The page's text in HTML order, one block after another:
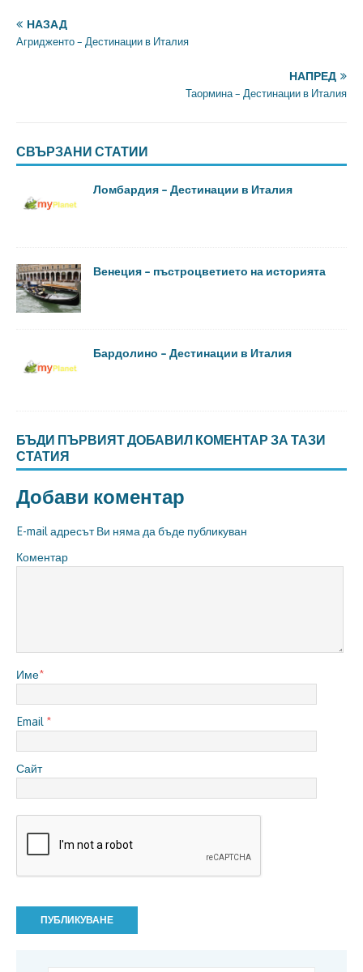
НАЗАД
Агридженто – Дестинации в Италия
НАПРЕД
Таормина – Дестинации в Италия
СВЪРЗАНИ СТАТИИ
Ломбардия – Дестинации в Италия
Венеция – пъстроцветието на историята
Бардолино – Дестинации в Италия
БЪДИ ПЪРВИЯТ ДОБАВИЛ КОМЕНТАР ЗА ТАЗИ
СТАТИЯ
Добави коментар
E-mail адресът Ви няма да бъде публикуван
Коментар
Име*
Email *
Сайт